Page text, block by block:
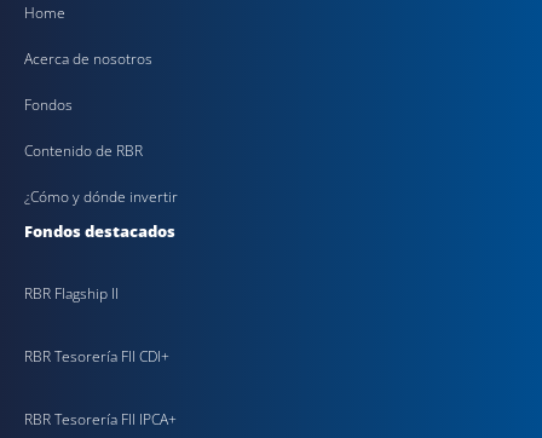
Home
Acerca de nosotros
Fondos
Contenido de RBR
¿Cómo y dónde invertir
Fondos destacados
RBR Flagship II
RBR Tesorería FII CDI+
RBR Tesorería FII IPCA+